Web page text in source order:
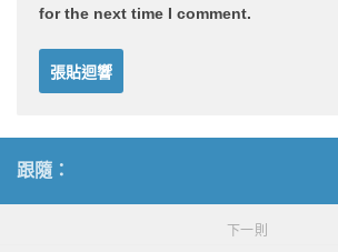
for the next time I comment.
跟隨：
下一則